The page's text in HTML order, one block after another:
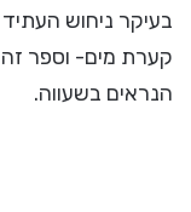
בעיקר ניחוש
קערת מים- וספר זה
הנראים בשעווה.